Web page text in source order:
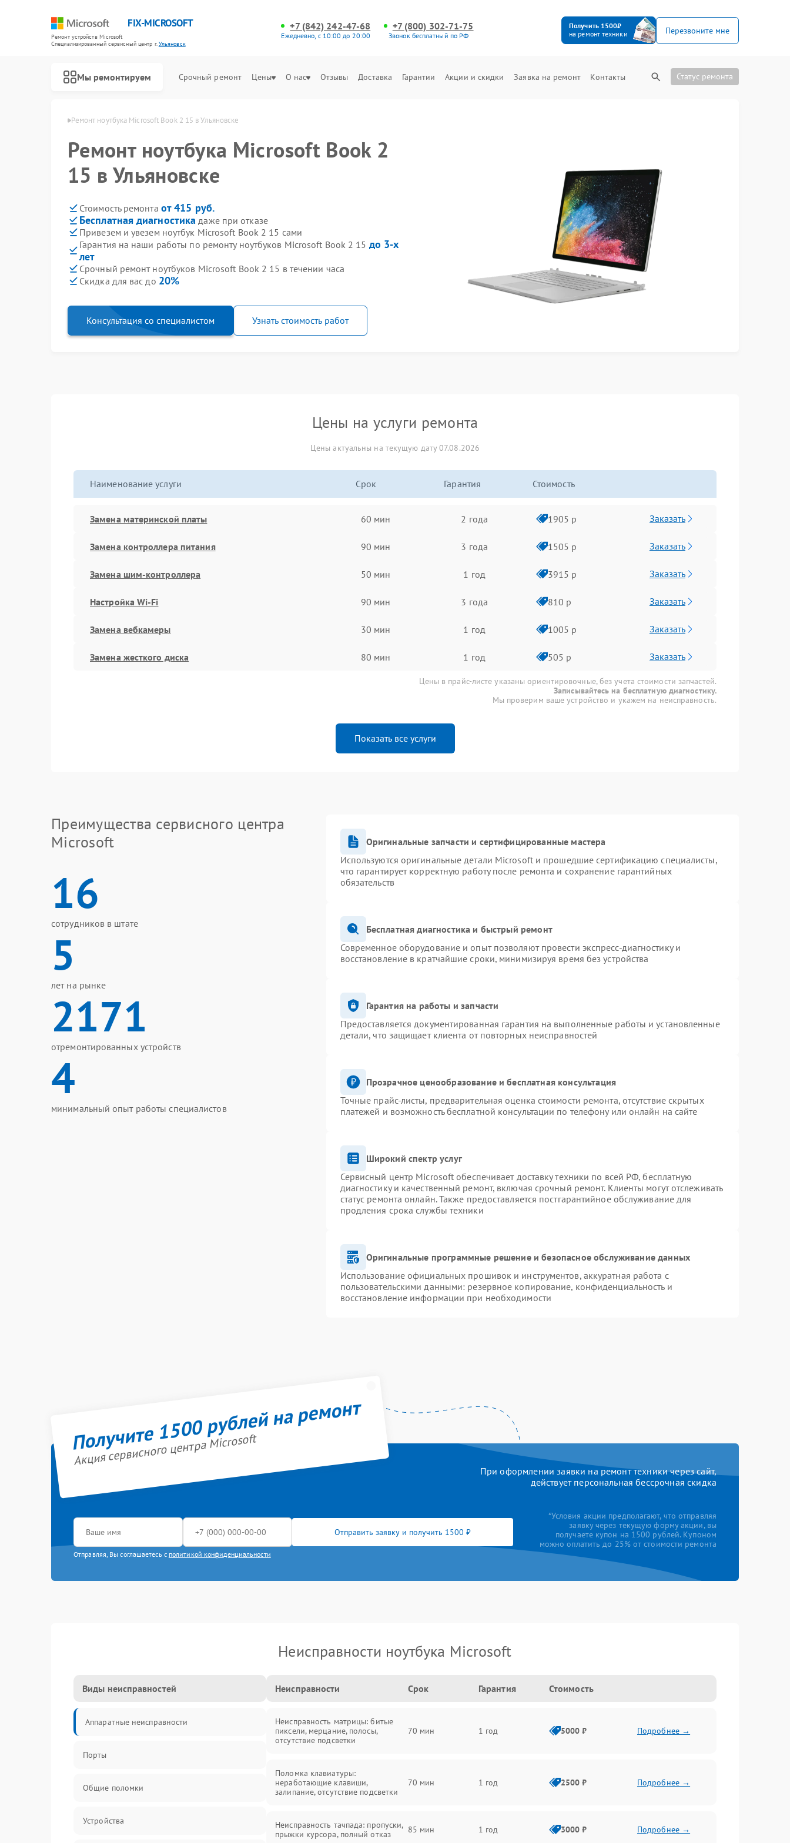
FIX-MICROSOFT
Ремонт устройств Microsoft
Специализированный cервисный центр г.Ульяновск
+7 (842) 242-47-68
Ежедневно, с 10:00 до 20:00
+7 (800) 302-71-75
Звонок бесплатный по РФ
Получить 1500₽
на ремонт техники
Перезвоните мне
Мы ремонтируем Срочный ремонт Цены О нас Отзывы Доставка Гарантии Акции и скидки Заявка на ремонт Контакты Статус ремонта
Ремонт ноутбука Microsoft Book 2 15 в Ульяновске
Ремонт ноутбука Microsoft Book 2
15 в Ульяновске
Стоимость ремонта от 415 руб.
Бесплатная диагностика даже при отказе
Привезем и увезем ноутбук Microsoft Book 2 15 сами
Гарантия на наши работы по ремонту ноутбуков Microsoft Book 2 15 до 3-х
лет
Срочный ремонт ноутбуков Microsoft Book 2 15 в течении часа
Скидка для вас до 20%
Консультация со специалистом Узнать стоимость работ
Цены на услуги ремонта
Цены актуальны на текущую дату 07.08.2026
Наименование услуги Срок Гарантия Стоимость
Замена материнской платы 60 мин 2 года 1905 р Заказать
Замена контроллера питания 90 мин 3 года 1505 р Заказать
Замена шим-контроллера 50 мин 1 год 3915 р Заказать
Настройка Wi-Fi 90 мин 3 года 810 р Заказать
Замена вебкамеры 30 мин 1 год 1005 р Заказать
Замена жесткого диска 80 мин 1 год 505 р Заказать
Цены в прайс-листе указаны ориентировочные, без учета стоимости запчастей.
Записывайтесь на бесплатную диагностику.
Мы проверим ваше устройство и укажем на неисправность.
Показать все услуги
Преимущества сервисного центра
Microsoft
16
сотрудников в штате
5
лет на рынке
2171
отремонтированных устройств
4
минимальный опыт работы специалистов
Оригинальные запчасти и сертифицированные мастера
Используются оригинальные детали Microsoft и прошедшие сертификацию специалисты,
что гарантирует корректную работу после ремонта и сохранение гарантийных
обязательств
Бесплатная диагностика и быстрый ремонт
Современное оборудование и опыт позволяют провести экспресс-диагностику и
восстановление в кратчайшие сроки, минимизируя время без устройства
Гарантия на работы и запчасти
Предоставляется документированная гарантия на выполненные работы и установленные
детали, что защищает клиента от повторных неисправностей
Прозрачное ценообразование и бесплатная консультация
Точные прайс-листы, предварительная оценка стоимости ремонта, отсутствие скрытых
платежей и возможность бесплатной консультации по телефону или онлайн на сайте
Широкий спектр услуг
Сервисный центр Microsoft обеспечивает доставку техники по всей РФ, бесплатную
диагностику и качественный ремонт, включая срочный ремонт. Клиенты могут отслеживать
статус ремонта онлайн. Также предоставляется постгарантийное обслуживание для
продления срока службы техники
Оригинальные программные решение и безопасное обслуживание данных
Использование официальных прошивок и инструментов, аккуратная работа с
пользовательскими данными: резервное копирование, конфиденциальность и
восстановление информации при необходимости
Получите 1500 рублей на ремонт
Акция сервисного центра Microsoft
При оформлении заявки на ремонт техники через сайт,
действует персональная бессрочная скидка
Отправить заявку и получить 1500 ₽
Отправляя, Вы соглашаетесь с политикой конфиденциальности
*Условия акции предполагают, что отправляя
заявку через текущую форму акции, вы
получаете купон на 1500 рублей. Купоном
можно оплатить до 25% от стоимости ремонта
Неисправности ноутбука Microsoft
Виды неисправностей
Аппаратные неисправности
Порты
Общие поломки
Устройства
Неисправности Срок Гарантия Стоимость
Неисправность матрицы: битые
пиксели, мерцание, полосы,
отсутствие подсветки
70 мин 1 год 5000 ₽ Подробнее →
Поломка клавиатуры:
неработающие клавиши,
залипание, отсутствие подсветки
70 мин 1 год 2500 ₽ Подробнее →
Неисправность тачпада: пропуски,
прыжки курсора, полный отказ
85 мин 1 год 3000 ₽ Подробнее →